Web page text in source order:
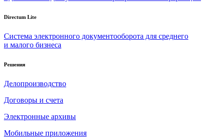
Directum Lite
Система электронного документооборота для среднего
и малого бизнеса
Решения
Делопроизводство
Договоры и счета
Электронные архивы
Мобильные приложения